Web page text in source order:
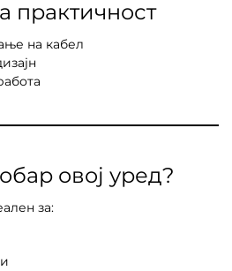
практичност
на кабел
овој уред?
за: